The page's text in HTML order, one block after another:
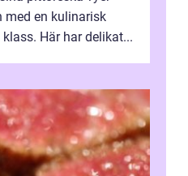
med en kulinarisk
Här har delikat...